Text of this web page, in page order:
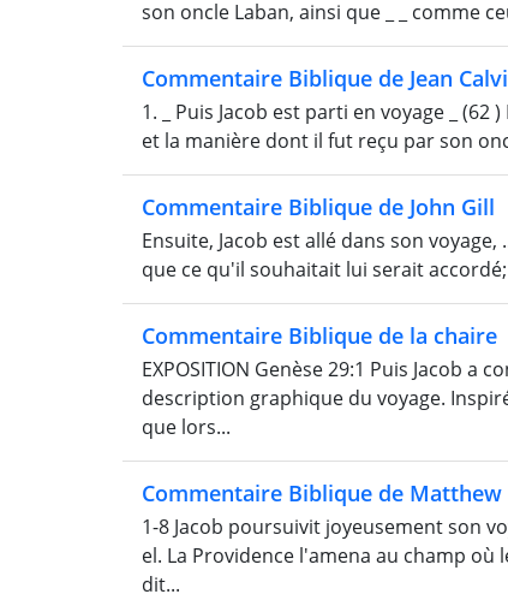
son oncle Laban, ainsi que _ _ comme
Commentaire Biblique de Jean
1. _ Puis Jacob est parti en voyage _
et la manière dont il fut reçu par son
Commentaire Biblique de John Gill
Ensuite, Jacob est allé dans son
que ce qu'il souhaitait lui serait
Commentaire Biblique de la chaire
EXPOSITION Genèse 29:1 Puis Jacob
description graphique du voyage.
que lors...
Commentaire Biblique de
1-8 Jacob poursuivit joyeusement son
el. La Providence l'amena au champ
dit...